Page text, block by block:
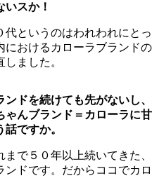
スか！
というのはわれわれにとっ
におけるカローラブランドの
ました。
ドを続けても先がないし、
ゃんブランド＝カローラに甘
ですか。
で５０年以上続いてきた、
ンドです。だからココでカロ